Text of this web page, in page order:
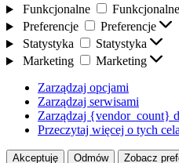
Funkcjonalne
Funkcjonalne
Preferencje
Preferencje
Statystyka
Statystyka
Marketing
Marketing
Zarządzaj opcjami
Zarządzaj serwisami
Zarządzaj {vendor_count}
Przeczytaj więcej o tych
Akceptuję Odmów Zobacz